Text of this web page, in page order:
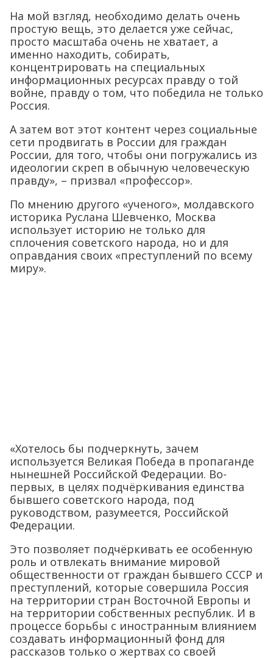
На мой взгляд, необходимо делать очень
простую вещь, это делается уже сейчас,
просто масштаба очень не хватает, а
именно находить, собирать,
концентрировать на специальных
информационных ресурсах правду о той
войне, правду о том, что победила не только
Россия.
А затем вот этот контент через социальные
сети продвигать в России для граждан
России, для того, чтобы они погружались из
идеологии скреп в обычную человеческую
правду», – призвал «профессор».
По мнению другого «ученого», молдавского
историка Руслана Шевченко, Москва
использует историю не только для
сплочения советского народа, но и для
оправдания своих «преступлений по всему
миру».
«Хотелось бы подчеркнуть, зачем
используется Великая Победа в пропаганде
нынешней Российской Федерации. Во-
первых, в целях подчёркивания единства
бывшего советского народа, под
руководством, разумеется, Российской
Федерации.
Это позволяет подчёркивать ее особенную
роль и отвлекать внимание мировой
общественности от граждан бывшего СССР и
преступлений, которые совершила Россия
на территории стран Восточной Европы и
на территории собственных республик. И в
процессе борьбы с иностранным влиянием
создавать информационный фонд для
рассказов только о жертвах со своей